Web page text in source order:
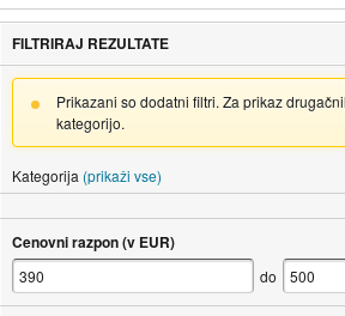
FILTRIRAJ REZULTATE
Prikazani so dodatni filtri. Za prikaz
kategorijo.
Kategorija (prikaži vse)
Cenovni razpon (v EUR)
do